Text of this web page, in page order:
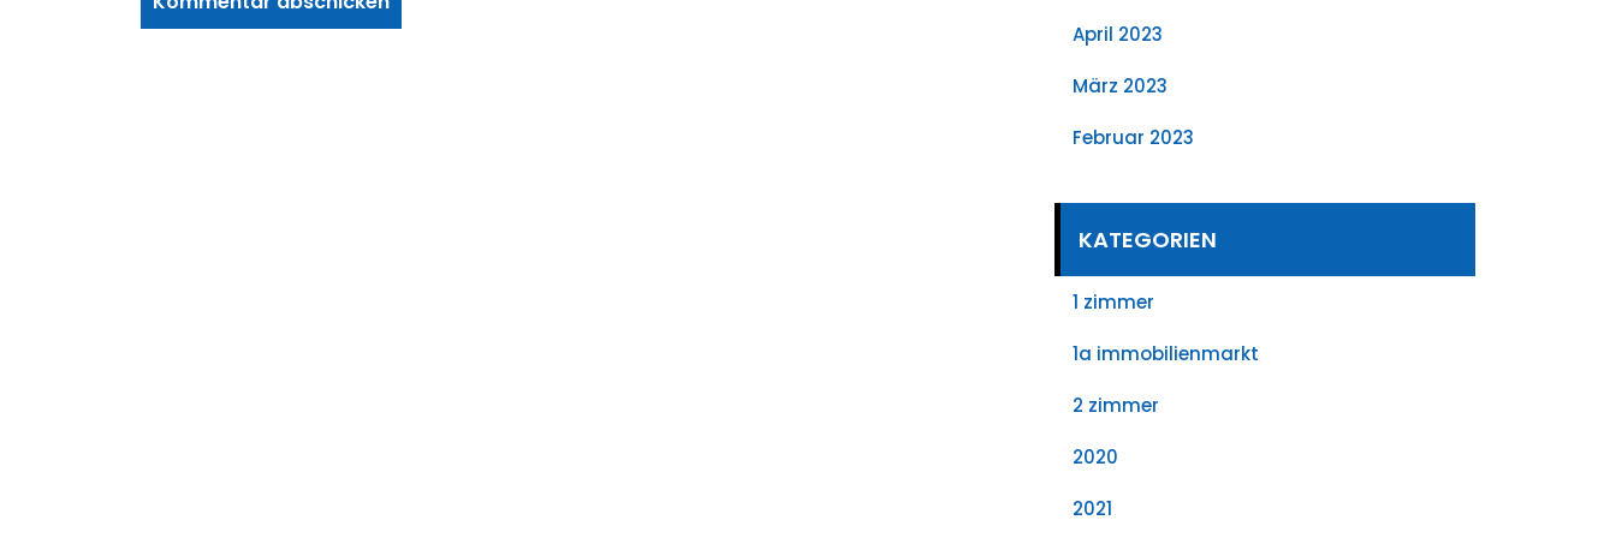
April 2023
März 2023
Februar 2023
KATEGORIEN
1 zimmer
1a immobilienmarkt
2 zimmer
2020
2021